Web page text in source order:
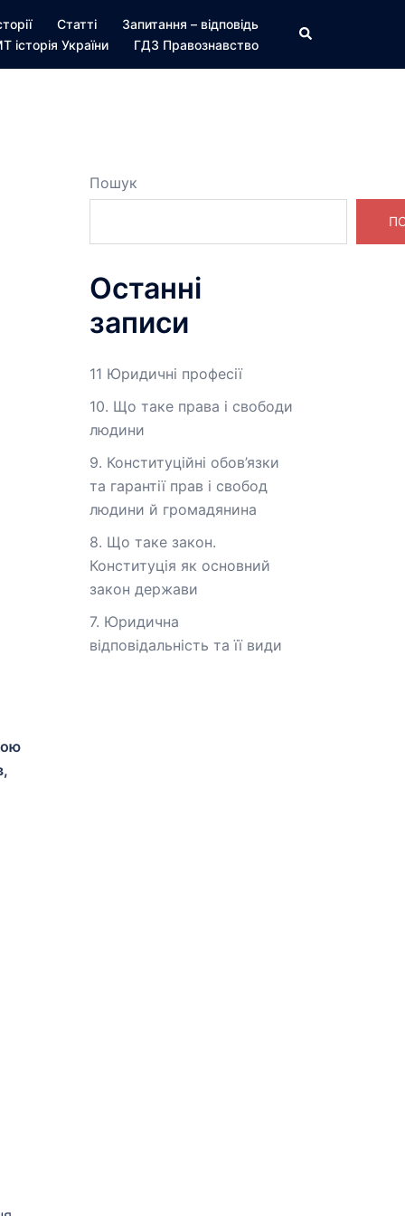
Статті
Запитання – відповідь
історія України
ГДЗ Правознавство
Пошук
Пошук
Останні
записи
11 Юридичні професії
10. Що таке права і свободи
людини
9. Конституційні обов’язки
та гарантії прав і свобод
людини й громадянина
8. Що таке закон.
Конституція як основний
закон держави
7. Юридична
відповідальність та її види